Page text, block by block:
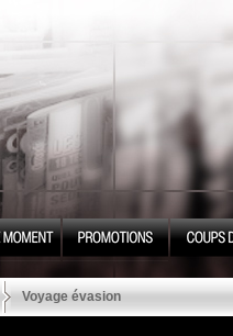
Voyage évasion